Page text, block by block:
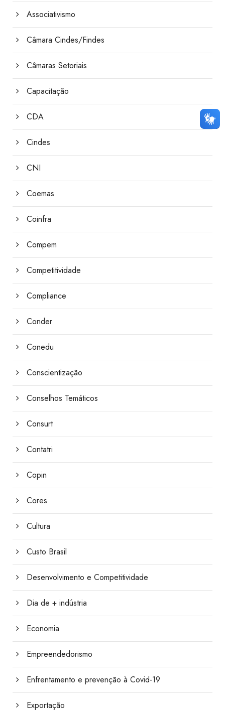
Associativismo
Câmara Cindes/Findes
Câmaras Setoriais
Capacitação
CDA
Cindes
CNI
Coemas
Coinfra
Compem
Competitividade
Compliance
Conder
Conedu
Conscientização
Conselhos Temáticos
Consurt
Contatri
Copin
Cores
Cultura
Custo Brasil
Desenvolvimento e Competitividade
Dia de + indústria
Economia
Empreendedorismo
Enfrentamento e prevenção à Covid-19
Exportação